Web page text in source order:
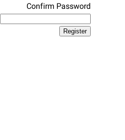
Confirm Password
Register